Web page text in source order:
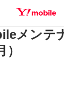
メンテ